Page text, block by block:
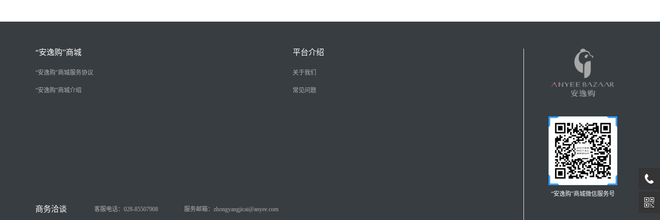
“安逸购”商城
“安逸购”商城服务协议
“安逸购”商城介绍
平台介绍
关于我们
常见问题
“安逸购”商城微信服务号
客服电话：028-85507908 服务邮箱：zhongyangjicai@anyee.com